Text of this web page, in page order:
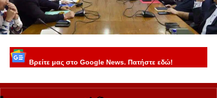
Βρείτε μας στο Google News. Πατήστε εδώ!